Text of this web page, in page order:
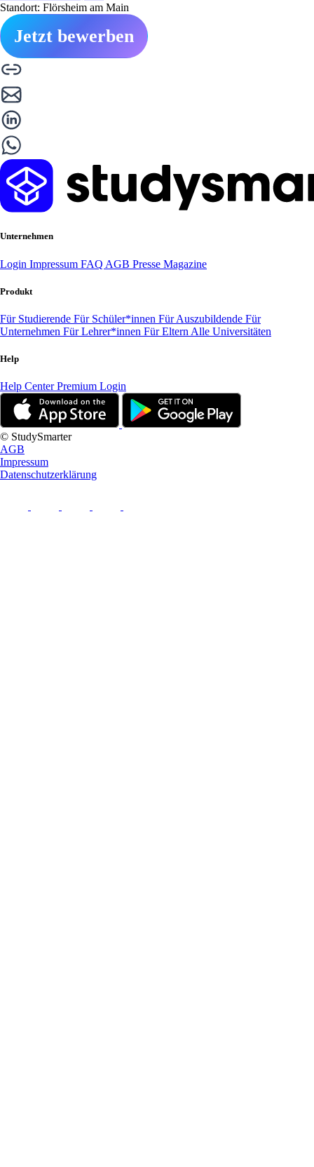
Standort: Flörsheim am Main
Jetzt bewerben
Unternehmen
Login Impressum FAQ AGB Presse Magazine
Produkt
Für Studierende Für Schüler*innen Für Auszubildende Für
Unternehmen Für Lehrer*innen Für Eltern Alle Universitäten
Help
Help CenterPremium Login
© StudySmarter
AGB
Impressum
Datenschutzerklärung